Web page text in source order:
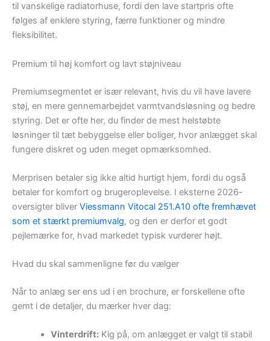
til vanskelige radiatorhuse, fordi den lave startpris ofte
følges af enklere styring, færre funktioner og mindre
fleksibilitet.
Premium til høj komfort og lavt støjniveau
Premiumsegmentet er især relevant, hvis du vil have lavere
støj, en mere gennemarbejdet varmtvandsløsning og bedre
styring. Det er ofte her, du finder de mest helstøbte
løsninger til tæt bebyggelse eller boliger, hvor anlægget skal
fungere diskret og uden meget opmærksomhed.
Merprisen betaler sig ikke altid hurtigt hjem, fordi du også
betaler for komfort og brugeroplevelse. I eksterne 2026-
oversigter bliver Viessmann Vitocal 251.A10 ofte fremhævet
som et stærkt premiumvalg, og den er derfor et godt
pejlemærke for, hvad markedet typisk vurderer højt.
Hvad du skal sammenligne før du vælger
Når to anlæg ser ens ud i en brochure, er forskellene ofte
gemt i de detaljer, du mærker hver dag:
Vinterdrift:Kig på, om anlægget er valgt til stabil